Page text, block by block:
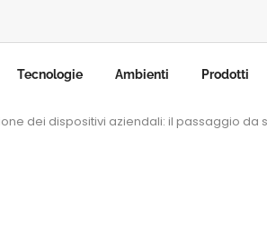
Tecnologie Ambienti Prodotti
dei dispositivi aziendali: il passaggio